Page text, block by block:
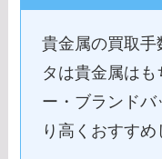
貴金属の買取手
タは貴金属はも
ー・ブランドバ
り高くおすすめ